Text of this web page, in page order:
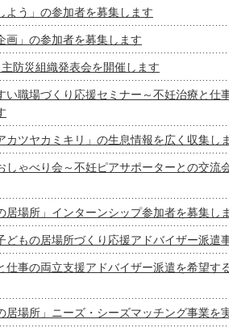
よう」の参加者を募集します
画」の参加者を募集します
防災組織発表会を開催します
い職場づくり応援セミナー～不妊治療と仕
カツヤカミキリ」の生息情報を広く収集しま
しゃべり会～不妊ピアサポーターとの交流会
居場所」インターンシップ参加者を募集しま
もの居場所づくり応援アドバイザー派遣事
仕事の両立支援アドバイザー派遣を希望する
居場所」ニーズ・シーズマッチング事業を実